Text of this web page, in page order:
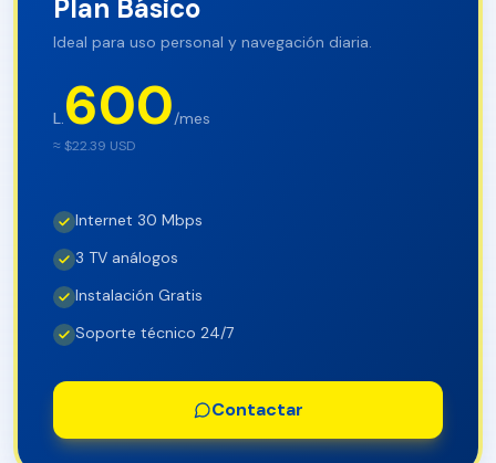
Ideal para uso personal y navegación diaria.
600
≈ $22.39USD
3 TV análogos
Instalación Gratis
Soporte técnico 24/7
Contactar